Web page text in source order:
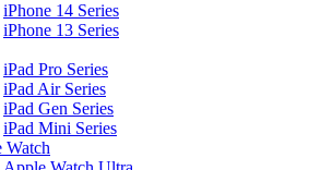
iPhone 14 Series
iPhone 13 Series
iPad Pro Series
iPad Air Series
iPad Gen Series
iPad Mini Series
Watch